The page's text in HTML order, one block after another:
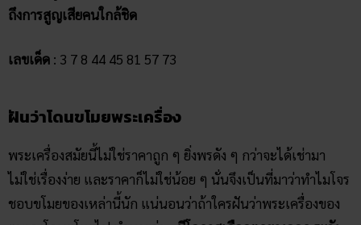
ถึงการสูญเสียคนใกล้ชิด
เลขเด็ด : 3 7 8 44 45 81 57 73
ฝันว่าโดนขโมยพระเครื่อง
พระเครื่องสมัยนี้ไม่ใช่ราคาถูก ๆ ยิ่งพรดัง ๆ กว่าจะได้เช่ามา
ไม่ใช่เรื่องง่าย และราคาก็ไม่ใช่น้อย ๆ นั่นจึงเป็นที่มาว่าทำไมโจร
ชอบขโมยของเหล่านี้นัก แน่นอนว่าถ้าใครฝันว่าพระเครื่องของ